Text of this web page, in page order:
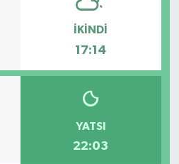
İKINDI
17:14
YATSI
22:03